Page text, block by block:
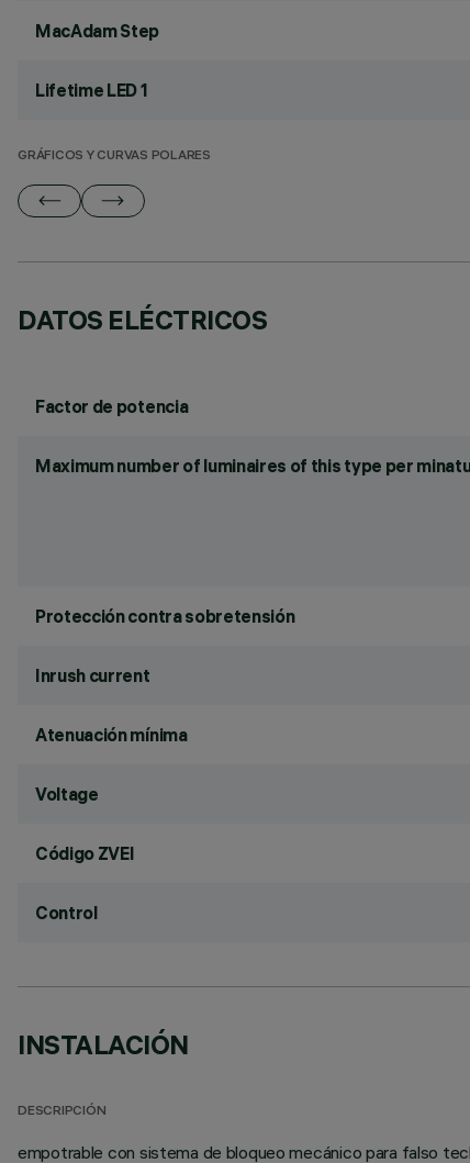
MacAdam Step
Lifetime LED 1
GRÁFICOS Y CURVAS POLARES
DATOS ELÉCTRICOS
Factor de potencia
Maximum number of luminaires of this type per
Protección contra sobretensión
Inrush current
Atenuación mínima
Voltage
Código ZVEI
Control
INSTALACIÓN
DESCRIPCIÓN
empotrable con sistema de bloqueo mecánico para falso